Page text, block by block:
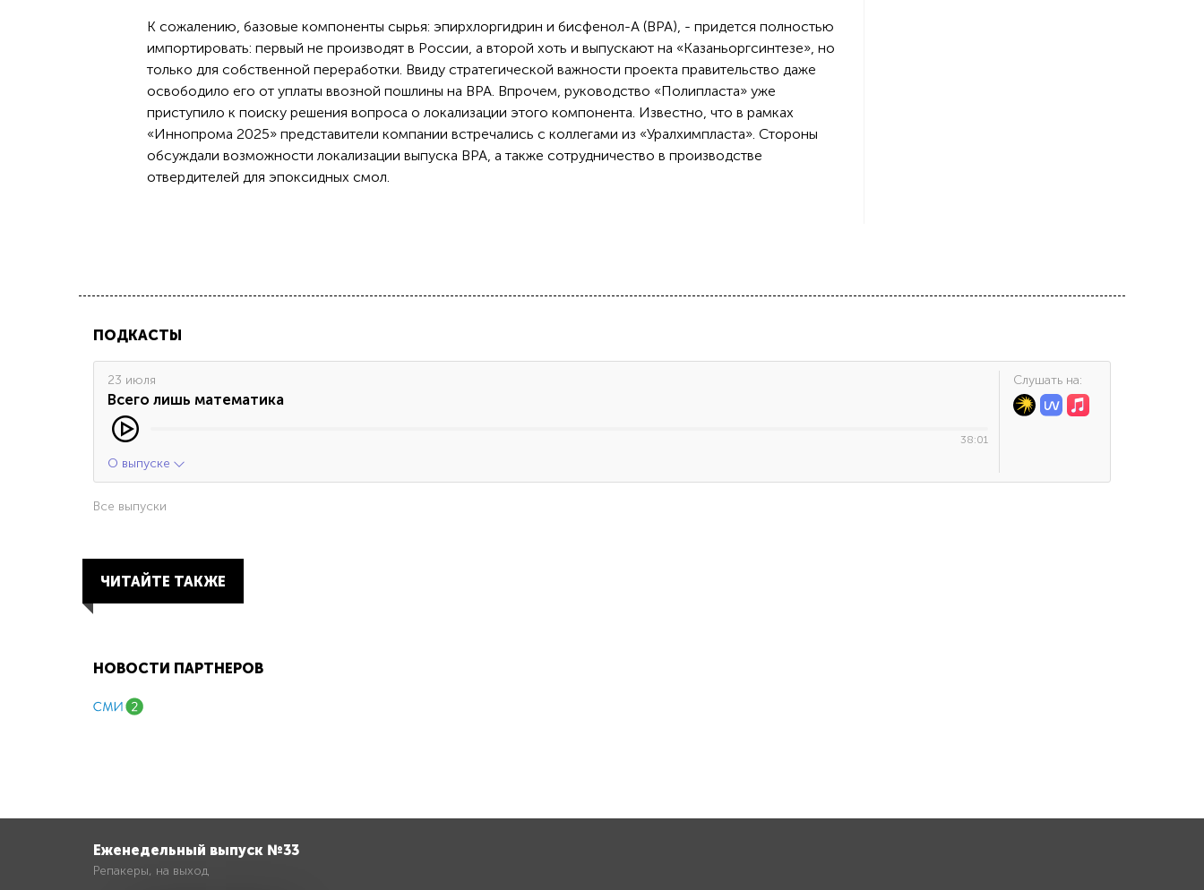
К сожалению, базовые компоненты сырья: эпирхлоргидрин и бисфенол-А (BPA), - придется полностью
импортировать: первый не производят в России, а второй хоть и выпускают на «Казаньоргсинтезе», но
только для собственной переработки. Ввиду стратегической важности проекта правительство даже
освободило его от уплаты ввозной пошлины на BPA. Впрочем, руководство «Полипласта» уже
приступило к поиску решения вопроса о локализации этого компонента. Известно, что в рамках
«Иннопрома 2025» представители компании встречались с коллегами из «Уралхимпласта». Стороны
обсуждали возможности локализации выпуска BPA, а также сотрудничество в производстве
отвердителей для эпоксидных смол.
ПОДКАСТЫ
23 июля
Всего лишь математика
38:01
О выпуске
Cлушать на:
Все выпуски
ЧИТАЙТЕ ТАКЖЕ
НОВОСТИ ПАРТНЕРОВ
Еженедельный выпуск №33
Репакеры, на выход